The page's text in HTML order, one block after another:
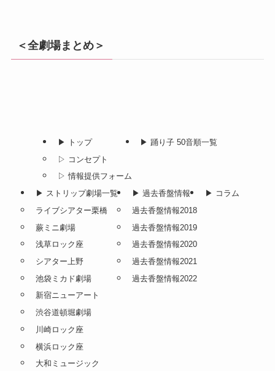
＜全劇場まとめ＞
▶︎ トップ
▷ コンセプト
▷ 情報提供フォーム
▶︎ 踊り子 50音順一覧
▶︎ ストリップ劇場一覧
ライブシアター栗橋
蕨ミニ劇場
浅草ロック座
シアター上野
池袋ミカド劇場
新宿ニューアート
渋谷道頓堀劇場
川崎ロック座
横浜ロック座
大和ミュージック
▶︎ 過去香盤情報
過去香盤情報2018
過去香盤情報2019
過去香盤情報2020
過去香盤情報2021
過去香盤情報2022
▶︎ コラム